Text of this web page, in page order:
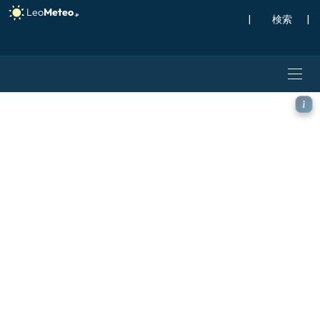
| |
ECMWF IFS 0.25° モデル